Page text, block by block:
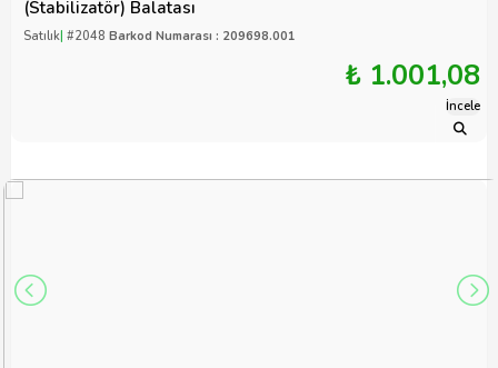
(Stabilizatör) Balatası
Satılık| #2048 Barkod Numarası : 209698.001
₺ 1.001,08
İncele